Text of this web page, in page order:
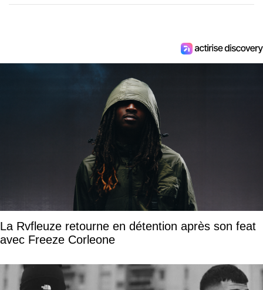
La Rvfleuze retourne en détention après son feat
avec Freeze Corleone